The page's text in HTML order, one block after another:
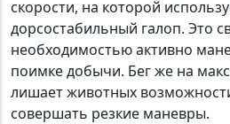
скорости, на которой
дорсостабильный галоп. Это
необходимостью активно
поимке добычи. Бег же на
лишает животных
совершать резкие маневры.